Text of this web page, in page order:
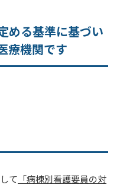
める基準に基づい
療機関です
て 「病棟別看護要員の対